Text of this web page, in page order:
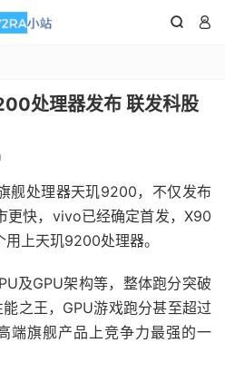
 
处理器发布 联发科股
舰处理器天玑9200，不仅发布
更快，vivo已经确定首发，X90
上天玑9200处理器。
及GPU架构等，整体跑分突破
之王，GPU游戏跑分甚至超过
端旗舰产品上竞争力最强的一